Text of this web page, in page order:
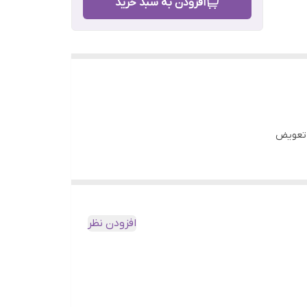
افزودن به سبد خرید
افزودن نظر